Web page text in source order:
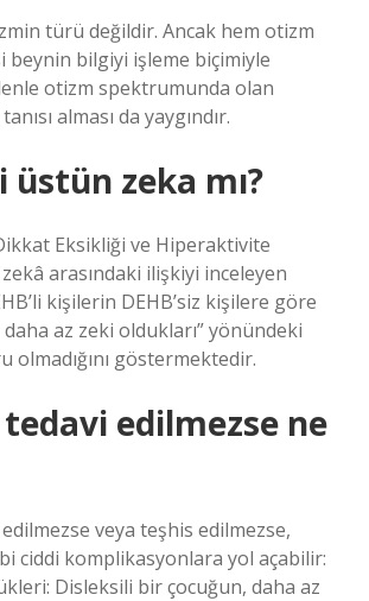
türü değildir. Ancak hem otizm
beynin bilgiyi işleme biçimiyle
otizm spektrumunda olan
alması da yaygındır.
üstün zeka mı?
Eksikliği ve Hiperaktivite
arasındaki ilişkiyi inceleyen
kişilerin DEHB’siz kişilere göre
az zeki oldukları” yönündeki
olmadığını göstermektedir.
edilmezse ne
veya teşhis edilmezse,
ciddi komplikasyonlara yol açabilir:
Disleksili bir çocuğun, daha az